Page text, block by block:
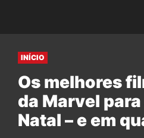
INÍCIO
Os melhores
da Marvel
Natal – e em